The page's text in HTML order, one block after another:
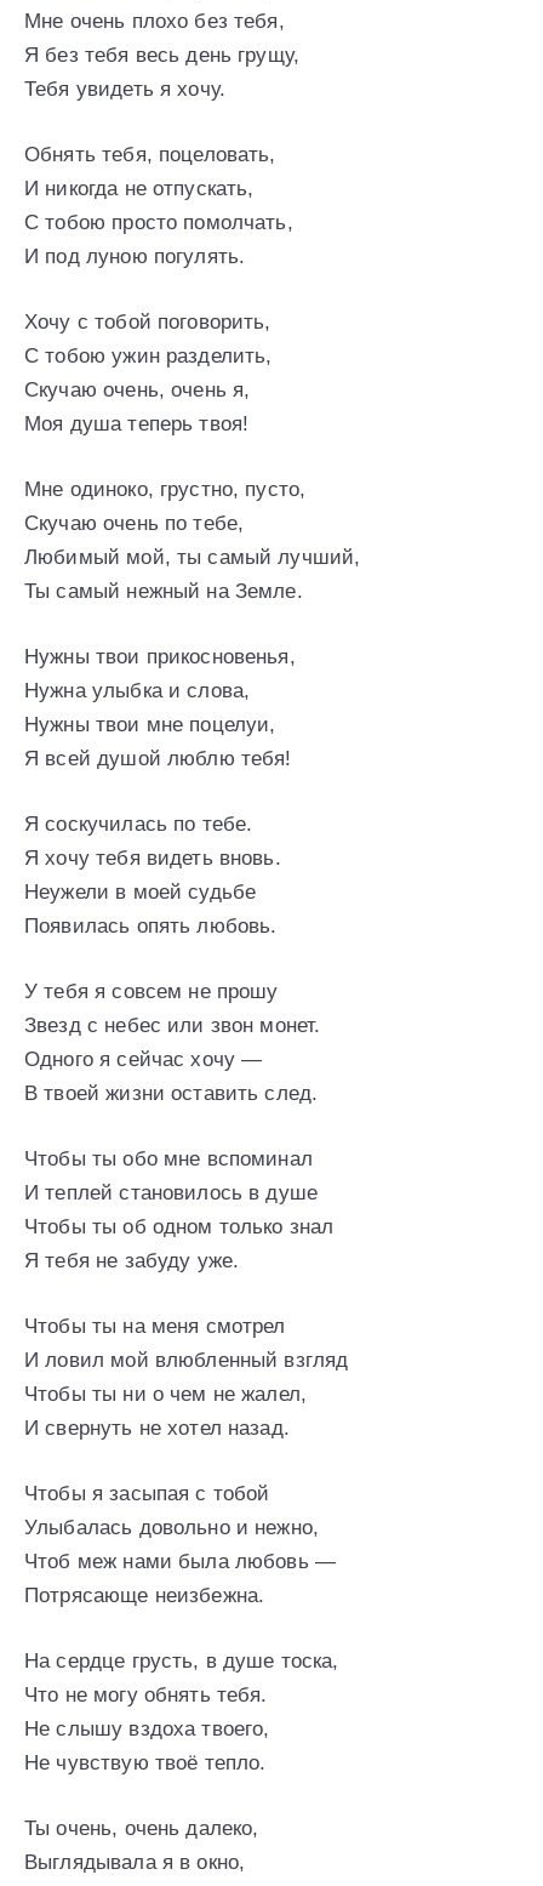
Мне очень плохо без тебя,
Я без тебя весь день грущу,
Тебя увидеть я хочу.
Обнять тебя, поцеловать,
И никогда не отпускать,
С тобою просто помолчать,
И под луною погулять.
Хочу с тобой поговорить,
С тобою ужин разделить,
Скучаю очень, очень я,
Моя душа теперь твоя!
Мне одиноко, грустно, пусто,
Скучаю очень по тебе,
Любимый мой, ты самый лучший,
Ты самый нежный на Земле.
Нужны твои прикосновенья,
Нужна улыбка и слова,
Нужны твои мне поцелуи,
Я всей душой люблю тебя!
Я соскучилась по тебе.
Я хочу тебя видеть вновь.
Неужели в моей судьбе
Появилась опять любовь.
У тебя я совсем не прошу
Звезд с небес или звон монет.
Одного я сейчас хочу —
В твоей жизни оставить след.
Чтобы ты обо мне вспоминал
И теплей становилось в душе
Чтобы ты об одном только знал
Я тебя не забуду уже.
Чтобы ты на меня смотрел
И ловил мой влюбленный взгляд
Чтобы ты ни о чем не жалел,
И свернуть не хотел назад.
Чтобы я засыпая с тобой
Улыбалась довольно и нежно,
Чтоб меж нами была любовь —
Потрясающе неизбежна.
На сердце грусть, в душе тоска,
Что не могу обнять тебя.
Не слышу вздоха твоего,
Не чувствую твоё тепло.
Ты очень, очень далеко,
Выглядывала я в окно,